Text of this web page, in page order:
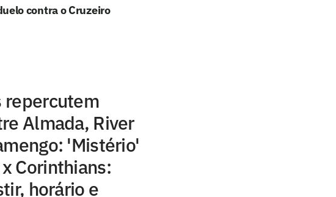
contra o Cruzeiro
repercutem
Almada, River
'Mistério'
Corinthians:
horário e